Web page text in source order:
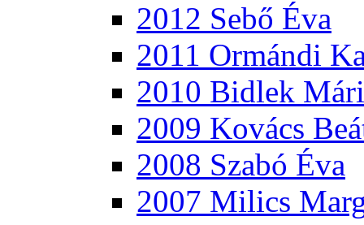
2012 Sebő Éva
2011 Ormándi
2010 Bidlek
2009 Kovács
2008 Szabó Éva
2007 Milics